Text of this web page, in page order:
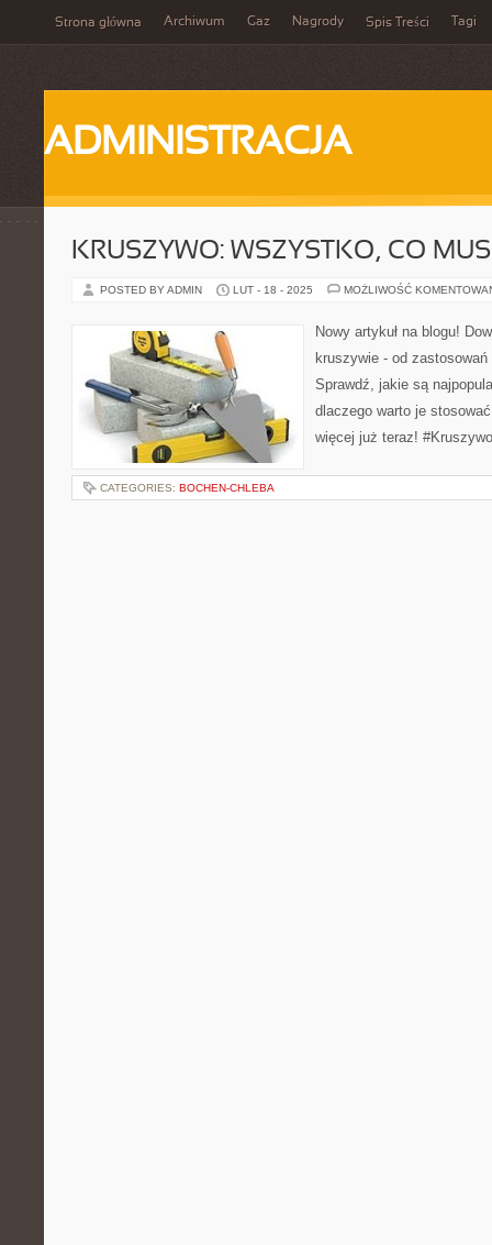
Strona główna Archiwum Gaz Nagrody Spis Treści Tagi
ADMINISTRACJA
KRUSZYWO: WSZYSTKO, CO
POSTED BY ADMIN LUT - 18 - 2025 MOŻLIWOŚĆ
Nowy artykuł na blogu!
kruszywie - od
Sprawdź, jakie są
dlaczego warto je
więcej już teraz!
CATEGORIES: BOCHEN-CHLEBA